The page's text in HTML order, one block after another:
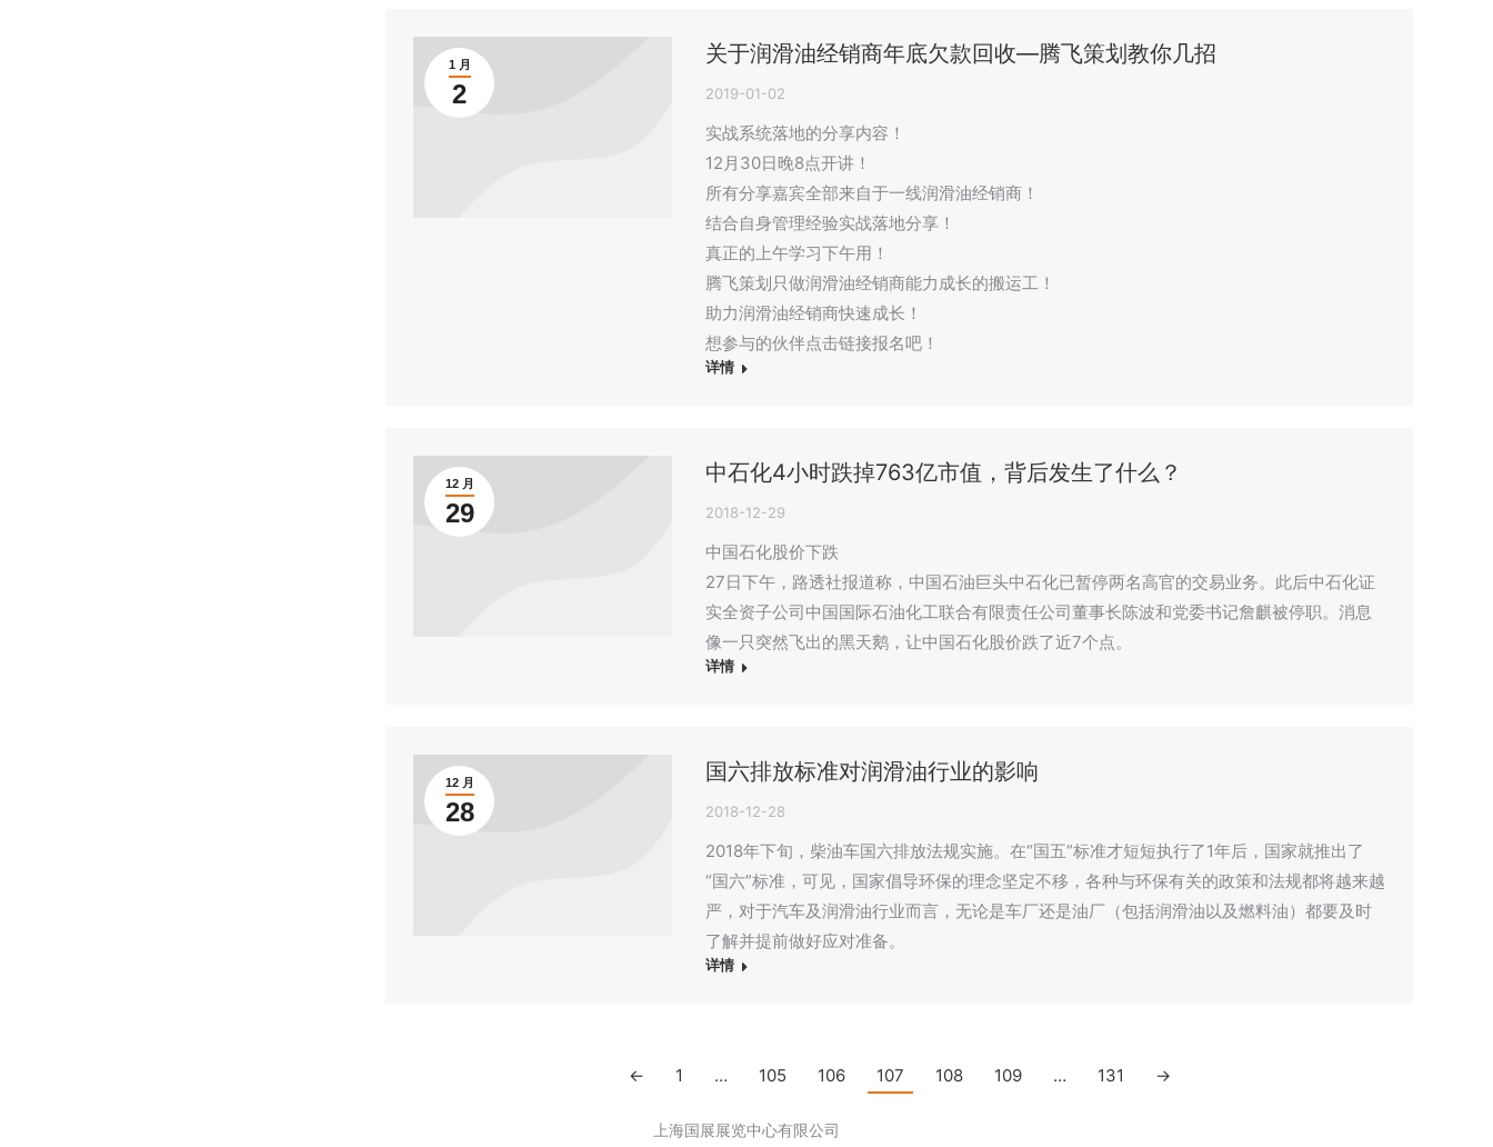
1 月
2
关于润滑油经销商年底欠款回收—腾飞策划教你几招
2019-01-02
实战系统落地的分享内容！
12月30日晚8点开讲！
所有分享嘉宾全部来自于一线润滑油经销商！
结合自身管理经验实战落地分享！
真正的上午学习下午用！
腾飞策划只做润滑油经销商能力成长的搬运工！
助力润滑油经销商快速成长！
想参与的伙伴点击链接报名吧！
详情
12 月
29
中石化4小时跌掉763亿市值，背后发生了什么？
2018-12-29
中国石化股价下跌
27日下午，路透社报道称，中国石油巨头中石化已暂停两名高官的交易业务。此后中石化证
实全资子公司中国国际石油化工联合有限责任公司董事长陈波和党委书记詹麒被停职。消息
像一只突然飞出的黑天鹅，让中国石化股价跌了近7个点。
详情
12 月
28
国六排放标准对润滑油行业的影响
2018-12-28
2018年下旬，柴油车国六排放法规实施。在“国五”标准才短短执行了1年后，国家就推出了
“国六”标准，可见，国家倡导环保的理念坚定不移，各种与环保有关的政策和法规都将越来越
严，对于汽车及润滑油行业而言，无论是车厂还是油厂（包括润滑油以及燃料油）都要及时
了解并提前做好应对准备。
详情
← 1 … 105 106 107 108 109 … 131 →
上海国展展览中心有限公司